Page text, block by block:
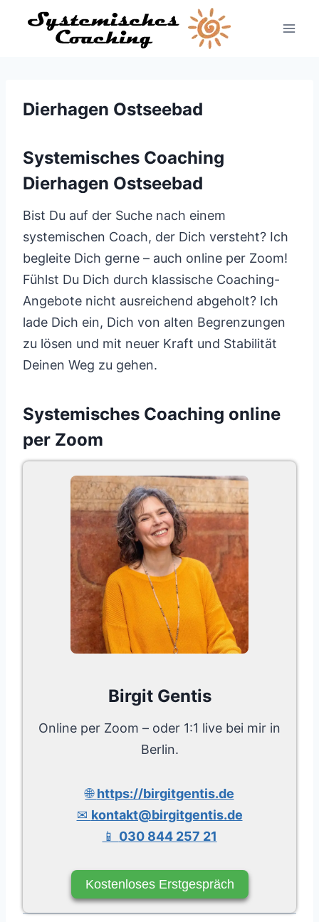
Inhalt
Dierhagen Ostseebad
Systemisches Coaching
Dierhagen Ostseebad
Bist Du auf der Suche nach einem
systemischen Coach, der Dich versteht? Ich
begleite Dich gerne – auch online per Zoom!
Fühlst Du Dich durch klassische Coaching-
Angebote nicht ausreichend abgeholt? Ich
lade Dich ein, Dich von alten Begrenzungen
zu lösen und mit neuer Kraft und Stabilität
Deinen Weg zu gehen.
Systemisches Coaching online
per Zoom
Birgit Gentis
Online per Zoom – oder 1:1 live bei mir in
Berlin.
🌐https://birgitgentis.de
✉ kontakt@birgitgentis.de
📱 030 844 257 21
Kostenloses Erstgespräch